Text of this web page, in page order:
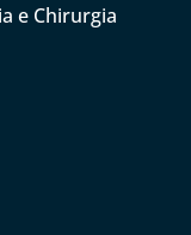
e Chirurgia